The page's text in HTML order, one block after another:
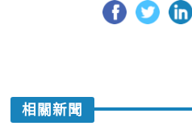
相關新聞